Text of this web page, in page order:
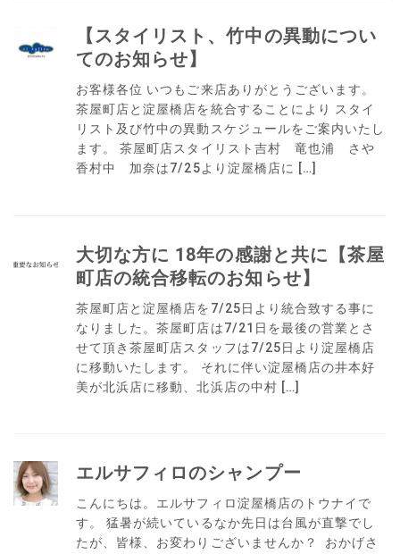
【スタイリスト、竹中の異動につい
てのお知らせ】
お客様各位 いつもご来店ありがとうございます。
茶屋町店と淀屋橋店を統合することにより スタイ
リスト及び竹中の異動スケジュールをご案内いたし
ます。 茶屋町店スタイリスト吉村 竜也浦 さや
香村中 加奈は7/25より淀屋橋店に […]
大切な方に 18年の感謝と共に【茶屋
町店の統合移転のお知らせ】
茶屋町店と淀屋橋店を7/25日より統合致する事に
なりました。茶屋町店は7/21日を最後の営業とさ
せて頂き茶屋町店スタッフは7/25日より淀屋橋店
に移動いたします。 それに伴い淀屋橋店の井本好
美が北浜店に移動、北浜店の中村 […]
エルサフィロのシャンプー
こんにちは。エルサフィロ淀屋橋店のトウナイで
す。 猛暑が続いているなか先日は台風が直撃でし
たが、皆様、お変わりございませんか？ おかげさ